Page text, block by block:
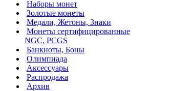
Наборы монет
Золотые монеты
Медали, Жетоны, Знаки
Монеты сертифицированные
NGC, PCGS
Банкноты, Боны
Олимпиада
Аксессуары
Распродажа
Архив